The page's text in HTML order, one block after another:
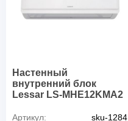
Настенный
внутренний блок
Lessar LS-MHE12KMA2
Артикул:
sku-1284